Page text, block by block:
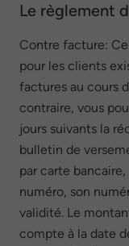
Le règlement
Contre facture:
pour les clients
factures au cours
contraire, vous
jours suivants la
bulletin de
par carte
numéro, son
validité. Le
compte à la date